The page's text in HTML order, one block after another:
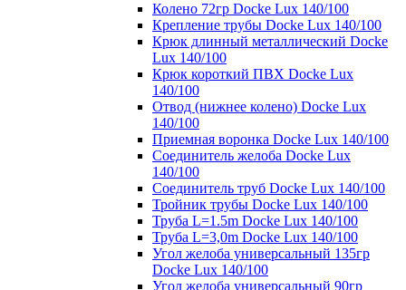
Колено 72гр Docke Lux 140/100
Крепление трубы Docke Lux 140/100
Крюк длинный металлический Docke
Lux 140/100
Крюк короткий ПВХ Docke Lux
140/100
Отвод (нижнее колено) Docke Lux
140/100
Приемная воронка Docke Lux 140/100
Соединитель желоба Docke Lux
140/100
Соединитель труб Docke Lux 140/100
Тройник трубы Docke Lux 140/100
Труба L=1.5m Docke Lux 140/100
Труба L=3,0m Docke Lux 140/100
Угол желоба универсальный 135гр
Docke Lux 140/100
Угол желоба универсальный 90гр